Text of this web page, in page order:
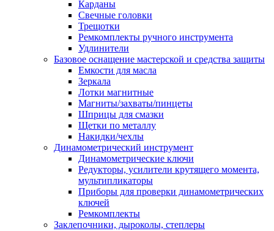
Карданы
Свечные головки
Трещотки
Ремкомплекты ручного инструмента
Удлинители
Базовое оснащение мастерской и средства защиты
Емкости для масла
Зеркала
Лотки магнитные
Магниты/захваты/пинцеты
Шприцы для смазки
Щетки по металлу
Накидки/чехлы
Динамометрический инструмент
Динамометрические ключи
Редукторы, усилители крутящего момента,
мультипликаторы
Приборы для проверки динамометрических
ключей
Ремкомплекты
Заклепочники, дыроколы, степлеры